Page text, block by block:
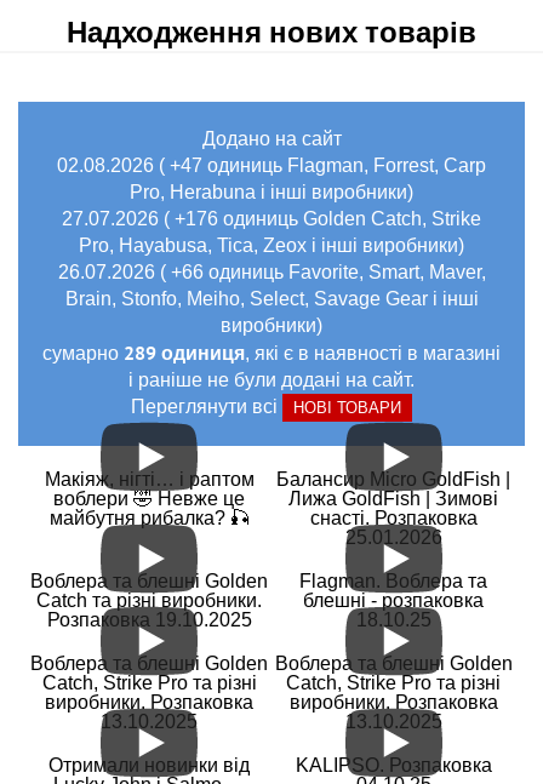
Надходження нових товарів
Додано на сайт
02.08.2026 ( +47 одиниць Flagman, Forrest, Carp
Pro, Herabuna і інші виробники)
27.07.2026 ( +176 одиниць Golden Catch, Strike
Pro, Hayabusa, Tica, Zeox і інші виробники)
26.07.2026 ( +66 одиниць Favorite, Smart, Maver,
Brain, Stonfo, Meiho, Select, Savage Gear і інші
виробники)
сумарно 289 одиниця, які є в наявності в магазині
і раніше не були додані на сайт.
Переглянути всі
НОВІ ТОВАРИ
Макіяж, нігті… і раптом
воблери 🤣 Невже це
майбутня рибалка? 🎣
Балансир Micro GoldFish |
Лижа GoldFish | Зимові
снасті. Розпаковка
25.01.2026
Воблера та блешні Golden
Catch та різні виробники.
Розпаковка 19.10.2025
Flagman. Воблера та
блешні - розпаковка
18.10.25
Воблера та блешні Golden
Catch, Strike Pro та різні
виробники. Розпаковка
13.10.2025
Воблера та блешні Golden
Catch, Strike Pro та різні
виробники. Розпаковка
13.10.2025
Отримали новинки від
KALIPSO. Розпаковка